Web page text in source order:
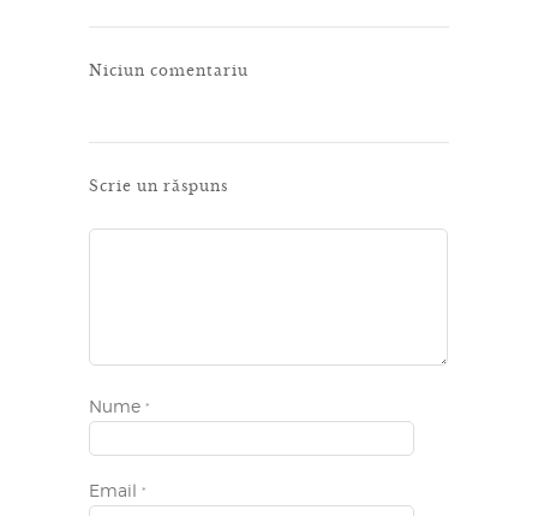
Niciun comentariu
Scrie un răspuns
Nume *
Email *